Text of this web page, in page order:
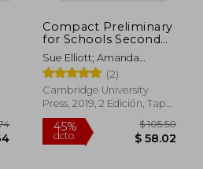
Compact Preliminary
for Schools Second
Edition. Student's
Book Without
Answers With Online
Practice (en Inglés)
Sue Elliott; Amanda
Thomas
(2)
Cambridge University
Press, 2019, 2 Edición, Tapa
Blanda, Nuevo